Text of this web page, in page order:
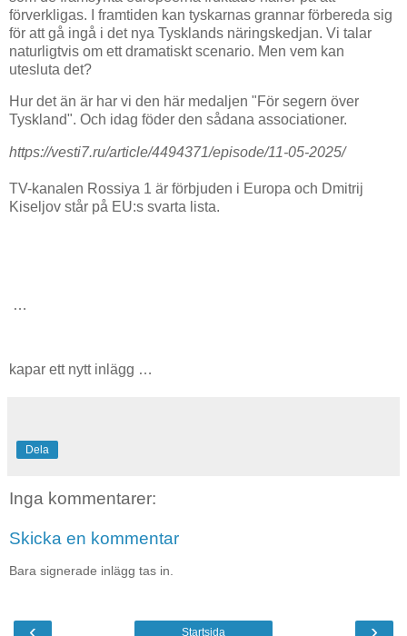
förverkligas. I framtiden kan tyskarnas grannar förbereda sig
för att gå ingå i det nya Tysklands näringskedjan. Vi talar
naturligtvis om ett dramatiskt scenario. Men vem kan
utesluta det?
Hur det än är har vi den här medaljen "För segern över
Tyskland". Och idag föder den sådana associationer.
https://vesti7.ru/article/4494371/episode/11-05-2025/
TV-kanalen Rossiya 1 är förbjuden i Europa och Dmitrij
Kiseljov står på EU:s svarta lista.
…
kapar ett nytt inlägg …
Dela
Inga kommentarer:
Skicka en kommentar
Bara signerade inlägg tas in.
‹ ›
Startsida